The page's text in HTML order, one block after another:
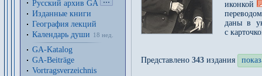
Русский архив GA
Изданные книги
География лекций
Календарь души
18 нед.
GA-Katalog
GA-Beiträge
Vortragsverzeichnis
иконкой
даны в
с
Представлено 343 издания